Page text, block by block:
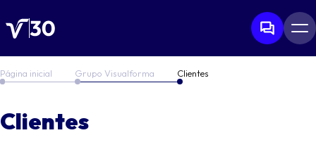
Grupo Visualforma
Soluções
Página inicial Grupo Visualforma Clientes
Clientes